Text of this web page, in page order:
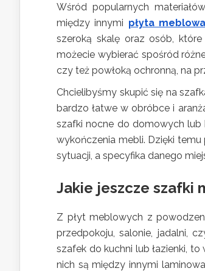
Wśród popularnych
między innymi płyta meblowa
szeroką skalę oraz osób,
możecie wybierać spośród
czy też powłoką ochronną, na
Chcielibyśmy skupić się na
bardzo łatwe w obróbce i
szafki nocne do domowych lub
wykończenia mebli. Dzięki
sytuacji, a specyfika danego
Jakie jeszcze szafki
Z płyt meblowych z
przedpokoju, salonie, jadalni,
szafek do kuchni lub łazienki,
nich są między innymi